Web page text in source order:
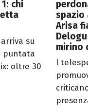
chi
su
puntata
oltre 30
spazio
Arisa
mirino
I